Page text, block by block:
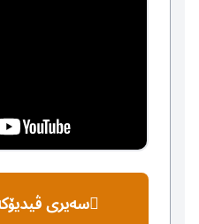
سەیری